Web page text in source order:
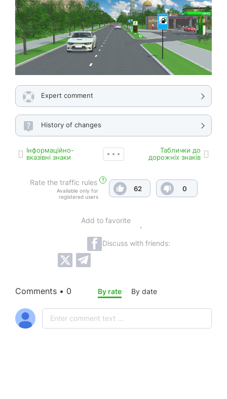
Expert comment
History of changes
Інформаційно-
вказівні знаки
Таблички до
дорожніх знаків
Rate the traffic rules ?
Available only for
registered users
62 0
Add to favorite
Discuss with friends:
Comments • 0 By rate By date